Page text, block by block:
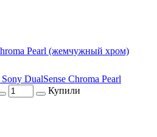
Pearl (жемчужный хром)
DualSense Chroma Pearl
Купили